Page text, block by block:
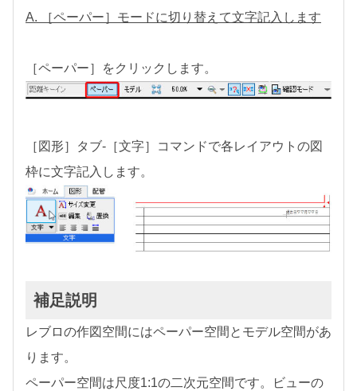
A. ［ペーパー］モードに切り替えて文字記入します
［ペーパー］をクリックします。
［図形］タブ-［文字］コマンドで各レイアウトの図
枠に文字記入します。
補足説明
レブロの作図空間にはペーパー空間とモデル空間があ
ります。
ペーパー空間は尺度1:1の二次元空間です。ビューの